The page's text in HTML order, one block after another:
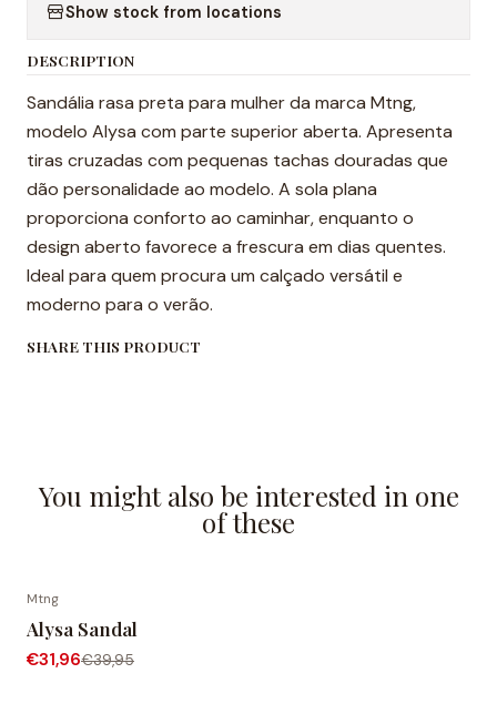
Show stock from locations
DESCRIPTION
Sandália rasa preta para mulher da marca Mtng,
modelo Alysa com parte superior aberta. Apresenta
tiras cruzadas com pequenas tachas douradas que
dão personalidade ao modelo. A sola plana
proporciona conforto ao caminhar, enquanto o
design aberto favorece a frescura em dias quentes.
Ideal para quem procura um calçado versátil e
moderno para o verão.
SHARE THIS PRODUCT
You might also be interested in one
of these
Mtng
Alysa Sandal
€31,96€39,95